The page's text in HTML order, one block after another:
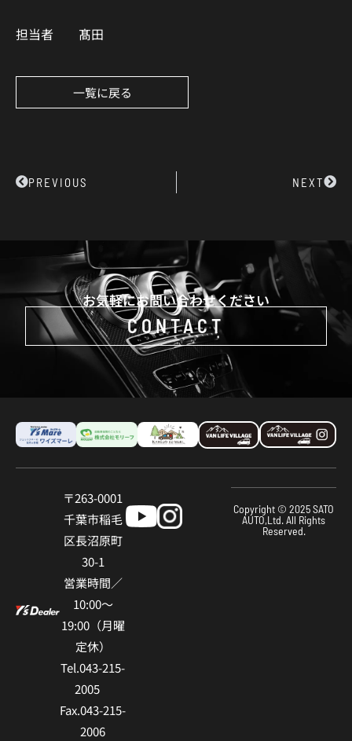
担当者 髙田
一覧に戻る
PrevPREVIOUS NEXTNext
お気軽にお問い合わせください
CONTACT
〒263-0001
千葉市稲⽑
区⻑沼原町
30-1
営業時間／
10:00〜
19:00（⽉曜
定休）
Tel.043-215-
2005
Fax.043-215-
2006
Copyright © 2025 SATO
AUTO,Ltd. All Rights
Reserved.